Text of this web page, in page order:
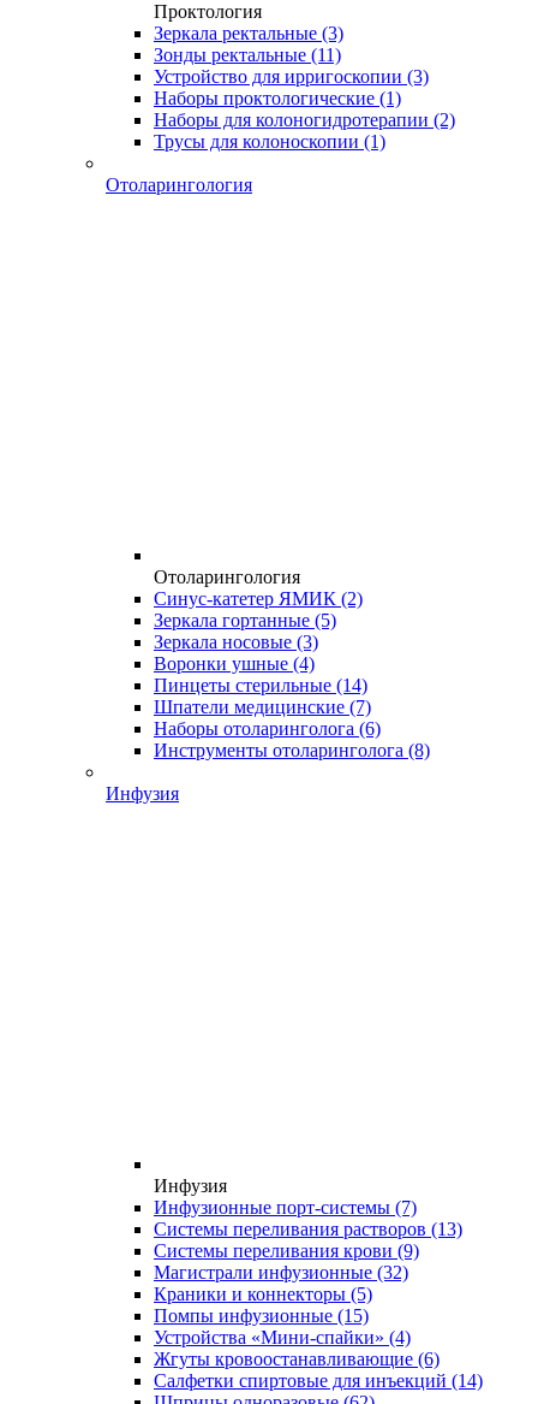
Проктология
Зеркала ректальные (3)
Зонды ректальные (11)
Устройство для ирригоскопии (3)
Наборы проктологические (1)
Наборы для колоногидротерапии (2)
Трусы для колоноскопии (1)
Отоларингология
Отоларингология
Синус-катетер ЯМИК (2)
Зеркала гортанные (5)
Зеркала носовые (3)
Воронки ушные (4)
Пинцеты стерильные (14)
Шпатели медицинские (7)
Наборы отоларинголога (6)
Инструменты отоларинголога (8)
Инфузия
Инфузия
Инфузионные порт-системы (7)
Системы переливания растворов (13)
Системы переливания крови (9)
Магистрали инфузионные (32)
Краники и коннекторы (5)
Помпы инфузионные (15)
Устройства «Мини-спайки» (4)
Жгуты кровоостанавливающие (6)
Салфетки спиртовые для инъекций (14)